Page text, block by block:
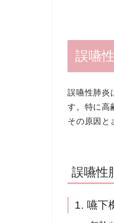
誤嚥
誤嚥性肺炎
す。特に高
その原因と
誤嚥性
1. 嚥下